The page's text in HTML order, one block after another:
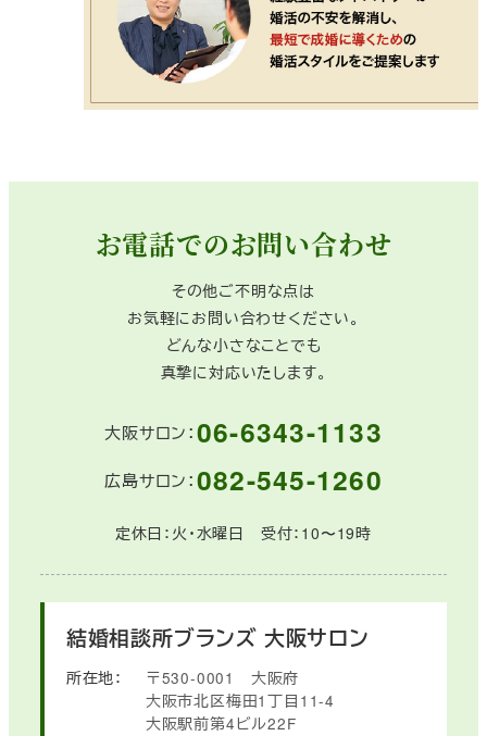
お電話でのお問い合わせ
その他ご不明な点は
お気軽にお問い合わせください。
どんな小さなことでも
真摯に対応いたします。
大阪サロン：06-6343-1133
広島サロン：082-545-1260
定休日：火・水曜日 受付：10〜19時
結婚相談所ブランズ 大阪サロン
所在地： 〒530-0001
大阪府
大阪市北区梅田1丁目11-4
大阪駅前第4ビル22F